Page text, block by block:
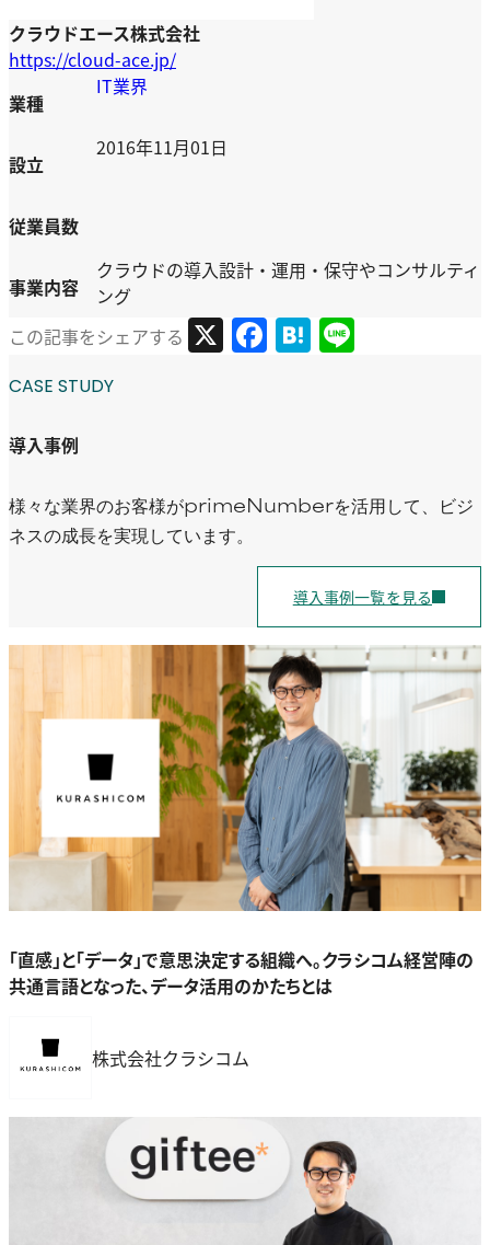
クラウドエース株式会社
https://cloud-ace.jp/
業種
IT業界
設立
2016年11月01日
従業員数
事業内容
クラウドの導入設計・運用・保守やコンサルティ
ング
この記事をシェアする
X Facebook
Hatena
CASE STUDY
導入事例
様々な業界のお客様がprimeNumberを活用して、ビジ
ネスの成長を実現しています。
導入事例一覧を見る
「直感」と「データ」で意思決定する組織へ。クラシコム経営陣の
共通言語となった、データ活用のかたちとは
株式会社クラシコム